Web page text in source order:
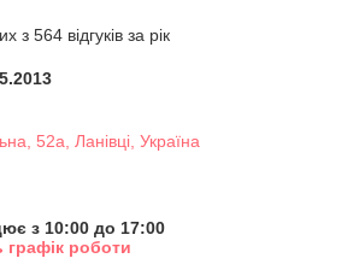
з 564 відгуків за рік
52а, Ланівці, Україна
з 10:00 до 17:00
графік роботи